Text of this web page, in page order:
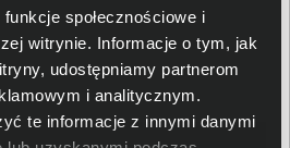
społecznościowe i
witrynie. Informacje o tym, jak
udostępniamy partnerom
i analitycznym.
te informacje z innymi danymi